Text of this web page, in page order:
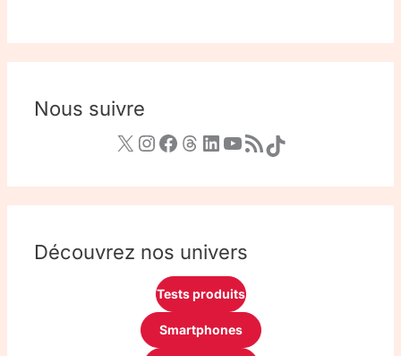
Nous suivre
Découvrez nos univers
Tests produits
Smartphones